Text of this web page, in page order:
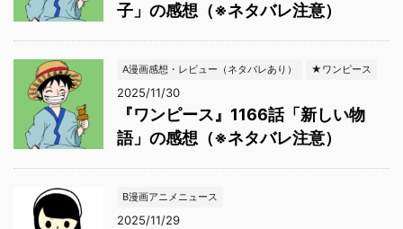
子」の感想（※ネタバレ注意）
A漫画感想・レビュー（ネタバレあり） ★ワンピース
2025/11/30
『ワンピース』1166話「新しい物
語」の感想（※ネタバレ注意）
B漫画アニメニュース
2025/11/29